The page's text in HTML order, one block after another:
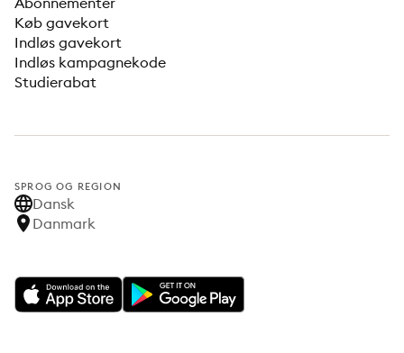
Køb gavekort
Indløs gavekort
Indløs kampagnekode
Studierabat
SPROG OG REGION
Dansk
Danmark